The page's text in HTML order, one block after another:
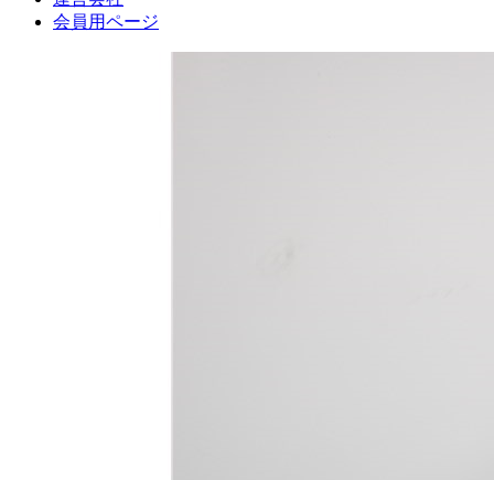
会員用ページ